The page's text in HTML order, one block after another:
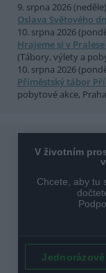
9. srpna 2026
Oslava Světového
10. srpna 2026
Hrajeme si v
(Tábory, výlety a
10. srpna 2026
Příměstský tábor
pobytové akce,